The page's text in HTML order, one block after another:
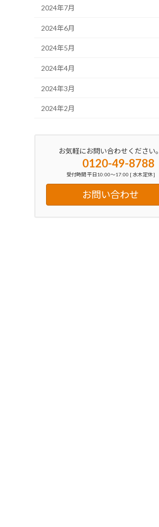
2024年7月
2024年6月
2024年5月
2024年4月
2024年3月
2024年2月
お気軽にお問い合わせください。
0120-49-8788
受付時間 平日10:00～17:00 [ 水木定休 ]
お問い合わせ